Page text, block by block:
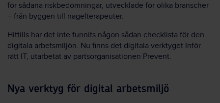
för sådana riskbedömningar, utvecklade för olika branscher
– från byggen till nagelterapeuter.
Hittills har det inte funnits någon sådan checklista för den
digitala arbetsmiljön. Nu finns det digitala verktyget Inför
rätt IT, utarbetat av partsorganisationen Prevent.
Nya verktyg för digital arbetsmiljö